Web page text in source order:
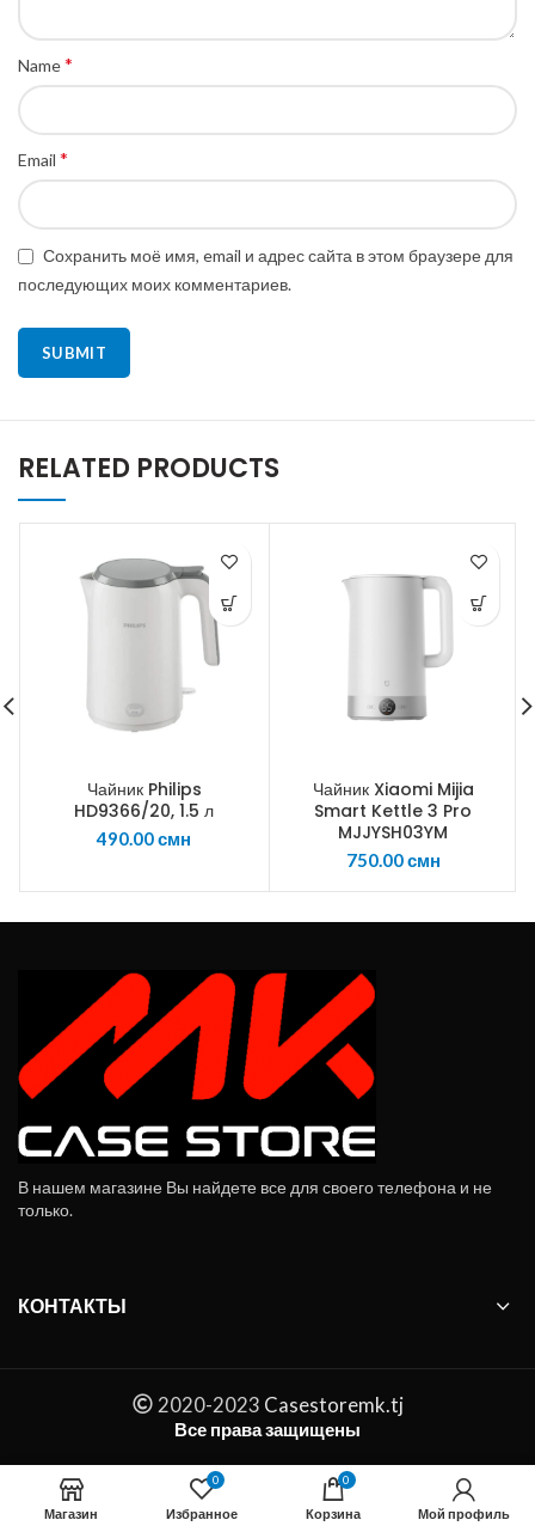
Name*
Email *
Сохранить моё имя, email и адрес сайта в этом браузере для
последующих моих комментариев.
RELATED PRODUCTS
Чайник Philips
HD9366/20, 1.5 л
490.00смн
Чайник Xiaomi Mijia
Smart Kettle 3 Pro
MJJYSH03YM
750.00смн
В нашем магазине Вы найдете все для своего телефона и не
только.
КОНТАКТЫ
2020-2023 Casestoremk.tj
Все права защищены
Магазин
0
Избранное
0
Корзина Мой профиль
Термос вакуумный Xiaomi Mijia MJBWH02PL 2л quantity
ADD TO CART